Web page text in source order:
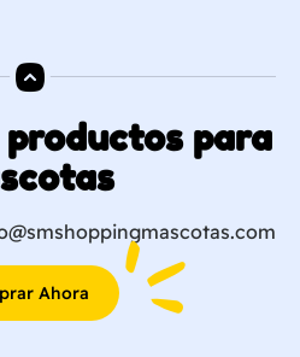
para
Ahora